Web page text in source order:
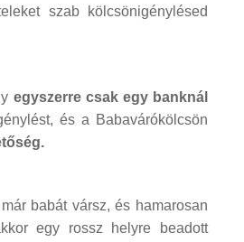
szab kölcsönigénylésed
egyszerre csak egy banknál
és a Babavárókölcsön
babát vársz, és hamarosan
egy rossz helyre beadott